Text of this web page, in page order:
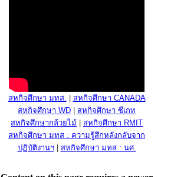
สหกิจศึกษา มทส.
สหกิจศึกษา CANADA
สหกิจศึกษา WD
สหกิจศึกษา ซีเกท
สหกิจศึกษากล้วยไม้
สหกิจศึกษา RMIT
สหกิจศึกษา มทส : ความรู้สึกหลังกลับจาก
ปฏิบัติงานฯ| สหกิจศึกษา มทส : นศ.